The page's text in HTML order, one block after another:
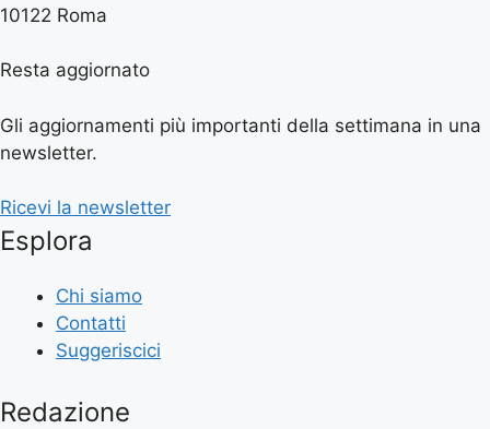
10122 Roma
Resta aggiornato
Gli aggiornamenti più importanti della settimana in una
newsletter.
Ricevi la newsletter
Esplora
Chi siamo
Contatti
Suggeriscici
Redazione